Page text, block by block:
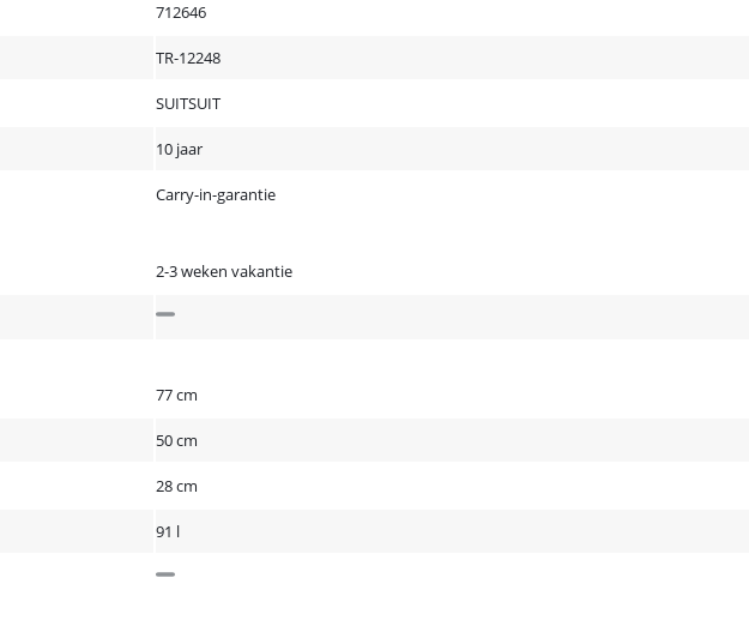
712646
TR-12248
SUITSUIT
10 jaar
Carry-in-garantie
2-3 weken vakantie
77 cm
50 cm
28 cm
91 l